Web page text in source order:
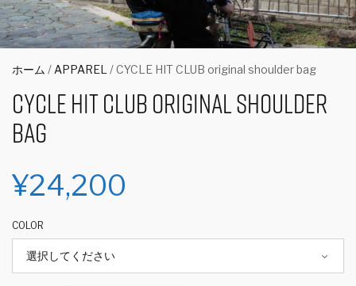
ホーム / APPAREL / CYCLE HIT CLUB original shoulder bag
CYCLE HIT CLUB original shoulder
bag
¥24,200
COLOR